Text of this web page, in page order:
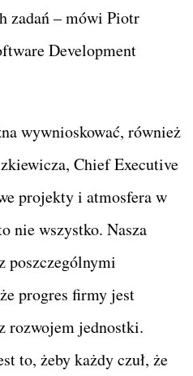
zadań – mówi Piotr
Development
wywnioskować, również
Chief Executive
projekty i atmosfera w
nie wszystko. Nasza
poszczególnymi
progres firmy jest
rozwojem jednostki.
to, żeby każdy czuł, że